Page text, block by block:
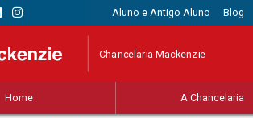
Aluno e Antigo Aluno Blog
Chancelaria Mackenzie
Home A Chancelaria